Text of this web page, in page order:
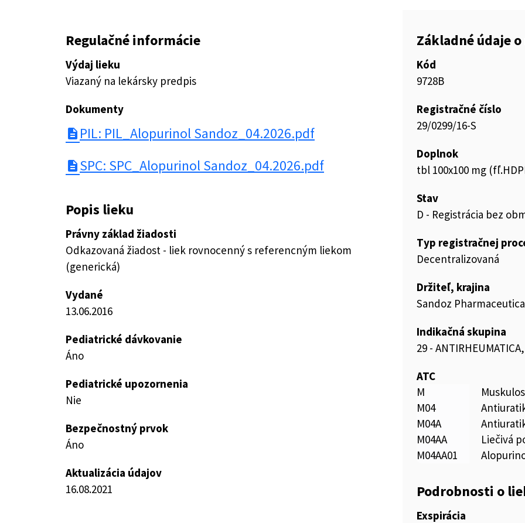
Regulačné informácie
Výdaj lieku
Viazaný na lekársky predpis
Dokumenty
description PIL: PIL_Alopurinol Sandoz_04.2026.pdf
description SPC: SPC_Alopurinol Sandoz_04.2026.pdf
Popis lieku
Právny základ žiadosti
Odkazovaná žiadost - liek rovnocenný s referencným liekom
(generická)
Vydané
13.06.2016
Pediatrické dávkovanie
Áno
Pediatrické upozornenia
Nie
Bezpečnostný prvok
Áno
Aktualizácia údajov
16.08.2021
Základné údaje
Kód
9728B
Registračné číslo
29/0299/16-S
Doplnok
tbl 100x100 mg
Stav
D - Registrácia bez
Typ registračnej
Decentralizovaná
Držiteľ, krajina
Sandoz
Indikačná skupina
29 -
ATC
M
M04
M04A
M04AA
Liečivá
M04AA01
Podrobnosti o
Exspirácia